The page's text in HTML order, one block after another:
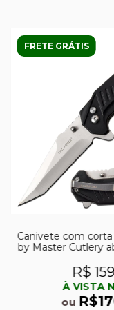
FRETE GRÁTIS
Canivete com
by Master Cutlery
R$
À VISTA
ou